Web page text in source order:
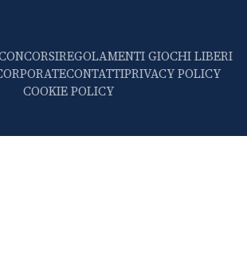
REGOLAMENTI GIOCHI LIBERI
CONTATTIPRIVACY POLICY
COOKIE POLICY